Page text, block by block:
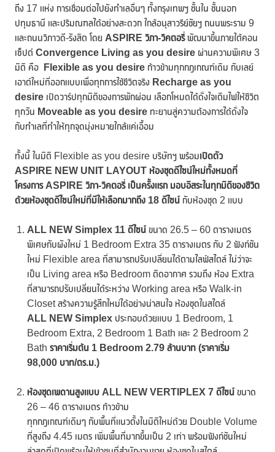
ถึง 17 แห่ง การเชื่อมต่อไปยังทำเลอื่นๆ ทั้งกรุงเทพฯ ชั้นใน ชั้นนอก
ปทุมธานี และปริมณฑลได้อย่างสะดวก ใกล้อนุสาวรีย์ชัยฯ ถนนพระราม 9
และถนนวิภาวดี-รังสิต โดย ASPIRE วิภา-วิคตอรี่พัฒนาขึ้นภายใต้คอน
เซ็ปต์ Convergence Living as you desire ผ่านความพิเศษ 3
มิติ คือ
Flexible as you desire ก้าวข้ามทุกกฎเกณฑ์เดิม กับเลย์
เอาต์ใหม่ที่ออกแบบเพื่อทุกการใช้ชีวิตจริง Recharge as you
desire เปิดวาร์ปทุกมิติของการพักผ่อน เลือกโหมดได้ดั่งใจเติมไฟให้ชีวิต
ทุกวัน Moveable as you desire ทะยานสู่ความต้องการได้ดั่งใจ
กับทำเลที่ทำให้ทุกจุดมุ่งหมายใกล้แค่เอื้อม
ทั้งนี้ ในมิติ Flexible as you desire บริษัทฯ พร้อมเปิดตัว
ASPIRE NEW UNIT LAYOUT ห้องชุดดีไซน์ใหม่ทั้งหมดที่
โครงการ ASPIRE วิภา-วิคตอรี่ เป็นครั้งแรก มอบอิสระในทุกมิติของชีวิต
ด้วยห้องชุดดีไซน์ใหม่ที่มีให้เลือกมากถึง 18 ดีไซน์ กับห้องชุด 2 แบบ
ALL NEW Simplex 11 ดีไซน์ขนาด 26.5 – 60 ตารางเมตร
พิเศษกับผังใหม่ 1 Bedroom Extra 35 ตารางเมตร กับ 2 ฟังก์ชัน
ใหม่ Flexible area ที่สามารถปรับเปลี่ยนได้ตามไลฟ์สไตล์ ไม่ว่าจะ
เป็น Living area หรือ Bedroom ติดอากาศ รวมถึง ห้อง Extra
ที่สามารถปรับเปลี่ยนได้ระหว่าง Working area หรือ Walk-in
Closet สร้างความรู้สึกใหม่ได้อย่างน่าสนใจ ห้องชุดในสไตล์
ALL NEW Simplex ประกอบด้วยแบบ 1 Bedroom, 1
Bedroom Extra, 2 Bedroom 1 Bath และ 2 Bedroom 2
Bath ราคาเริ่มต้น 1 Bedroom 2.79 ล้านบาท (ราคาเริ่ม
98,000 บาท/ตร.ม.)
ห้องชุดเพดานสูงแบบ ALL NEW VERTIPLEX 7 ดีไซน์ขนาด
26 – 46 ตารางเมตร ก้าวข้าม
ทุกกฎเกณฑ์เดิมๆ กับพื้นที่แนวตั้งในมิติใหม่ด้วย Double Volume
ที่สูงถึง 4.45 เมตร เพิ่มพื้นที่มากขึ้นเป็น 2 เท่า พร้อมฟังก์ชันใหม่